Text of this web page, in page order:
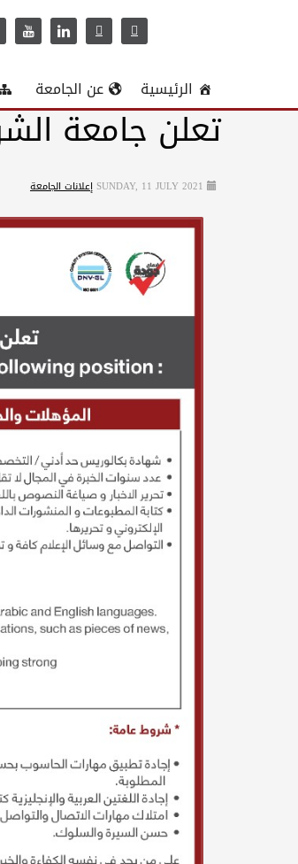
الرئيسية عن الجامعة
تعلن جامعة
SUNDAY, 11 JULY 2021 إعلانات الجامعة